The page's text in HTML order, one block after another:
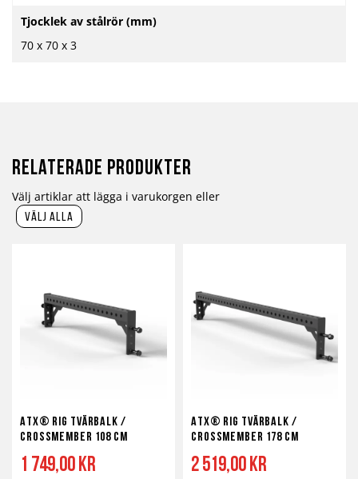
Tjocklek av stålrör (mm)
70 x 70 x 3
Relaterade produkter
Välj artiklar att lägga i varukorgen eller
välj alla
ATX® RIG tvärbalk /
Crossmember 108 cm
1 749,00 kr
ATX® RIG tvärbalk /
Crossmember 178 cm
2 519,00 kr